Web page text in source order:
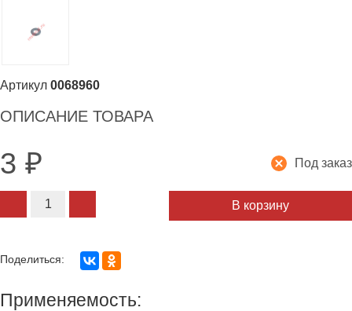
Артикул 0068960
ОПИСАНИЕ ТОВАРА
3 ₽ Под заказ
В корзину
Поделиться:
Применяемость: